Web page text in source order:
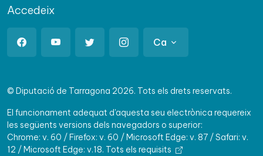
Accedeix
Ca
© Diputació de Tarragona 2026. Tots els drets reservats.
El funcionament adequat d'aquesta seu electrònica requereix
les següents versions dels navegadors o superior:
Chrome: v. 60 / Firefox: v. 60 / Microsoft Edge: v. 87 / Safari: v.
12 / Microsoft Edge: v.18. Tots els requisits